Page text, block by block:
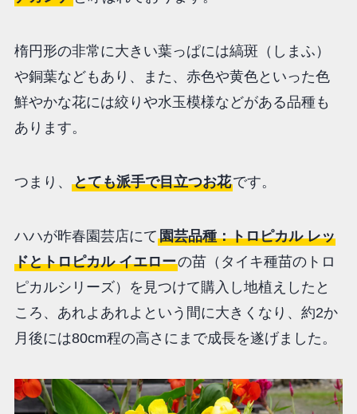
楕円形の非常に大きい葉っぱには縞斑（しまふ）
や銅葉などもあり、また、赤色や黄色といった色
鮮やかな花には絞りや水玉模様などがある品種も
あります。
つまり、 とても派手で目立つお花です。
ハハが昨春園芸店にて園芸品種：トロピカル レッ
ドとトロピカル イエローの苗（タイキ種苗のトロ
ピカルシリーズ）を見つけて購入し地植えしたと
ころ、あれよあれよという間に大きくなり、約2か
月後には80cm程の高さにまで成長を遂げました。